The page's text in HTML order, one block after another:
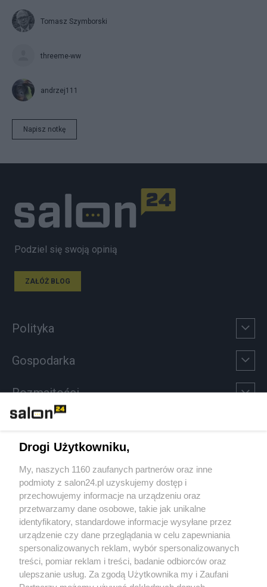
Tomasz Szymborski
threeme-ww
andrzej111
Napisz notkę
Podziel się swoją opinią
ZAŁÓŻ BLOG
Polityka
Gospodarka
Rozmaitości
Sport
Społeczeństwo
Kultura
X Facebook Instagram Youtube
Drogi Użytkowniku,
My, naszych 1160 zaufanych partnerów oraz inne
podmioty z salon24.pl uzyskujemy dostęp i
przechowujemy informacje na urządzeniu oraz
przetwarzamy dane osobowe, takie jak unikalne
identyfikatory, standardowe informacje wysyłane przez
urządzenie czy dane przeglądania w celu zapewniania
spersonalizowanych reklam, wybór spersonalizowanych
treści, pomiar reklam i treści, badanie odbiorców oraz
ulepszanie usług. Za zgodą Użytkownika my i Zaufani